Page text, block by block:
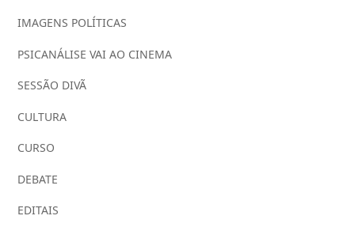
IMAGENS POLÍTICAS
PSICANÁLISE VAI AO CINEMA
SESSÃO DIVÃ
CULTURA
CURSO
DEBATE
EDITAIS